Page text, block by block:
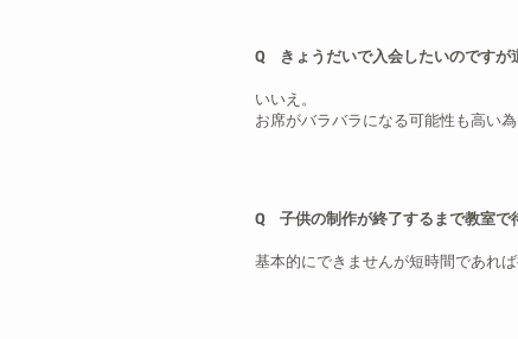
Q きょうだいで入会したいのですが
いいえ。
お席がバラバラになる可能性も高い
Q 子供の制作が終了するまで教室で
基本的にできませんが短時間であれ